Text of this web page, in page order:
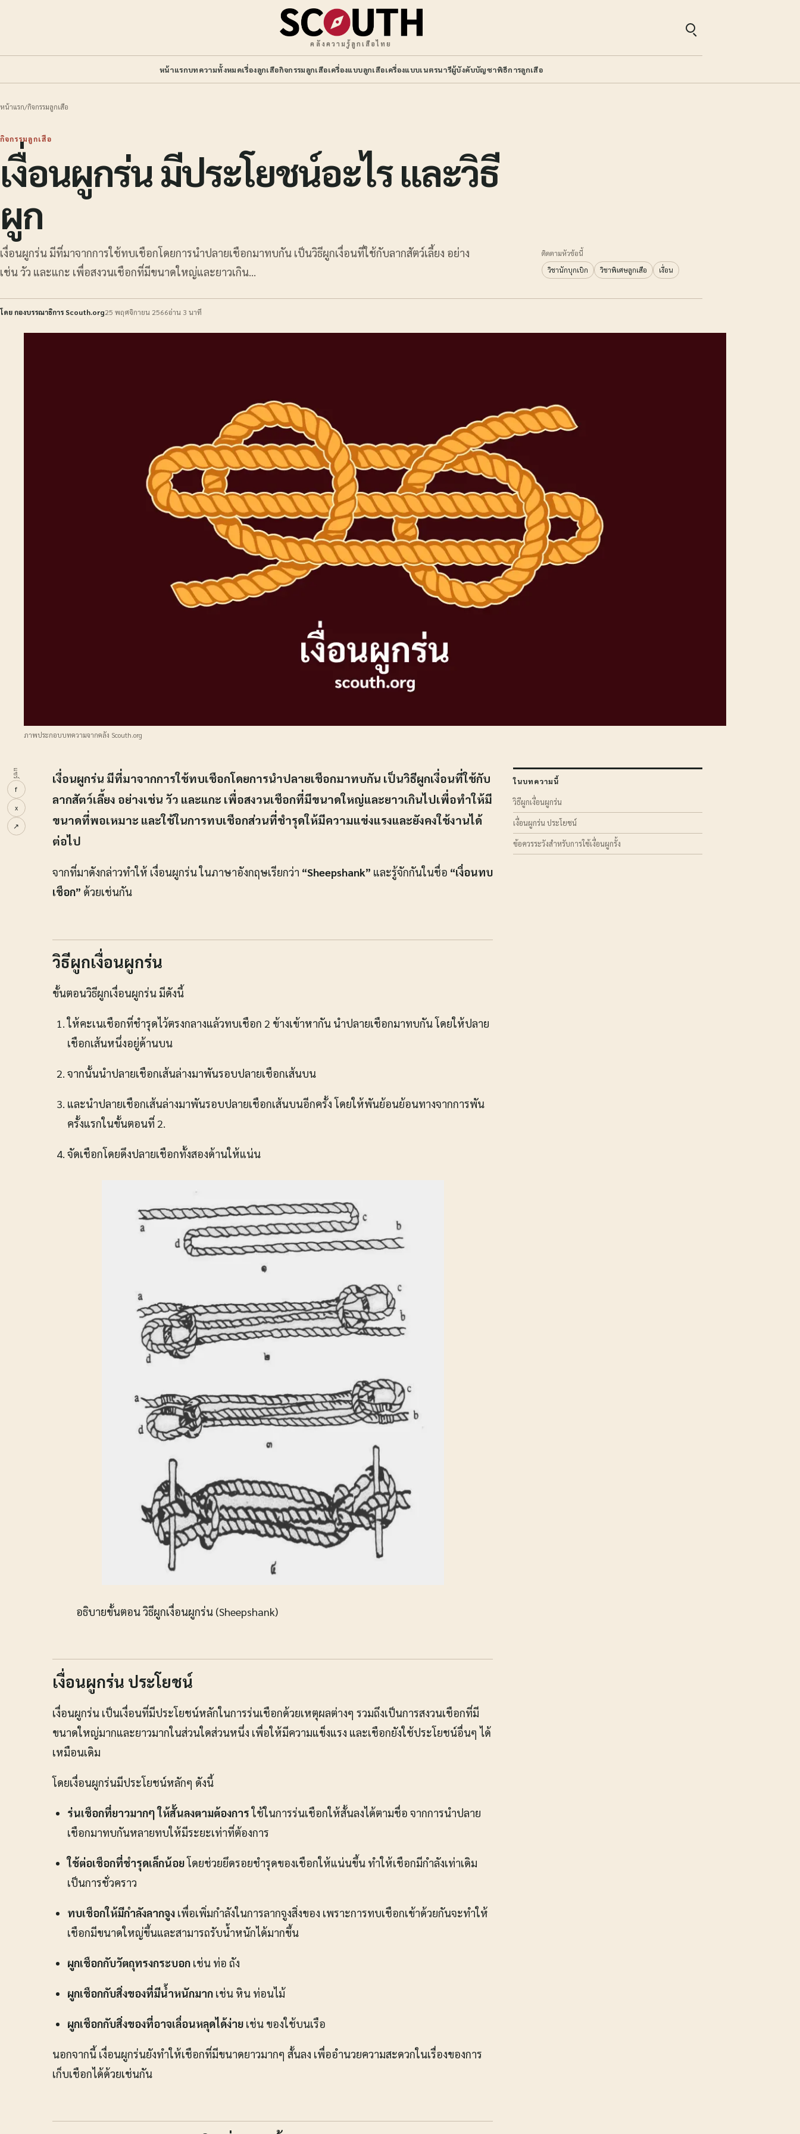
คลังความรู้ลูกเสือไทย
หน้าแรกบทความทั้งหมดเรื่องลูกเสือกิจกรรมลูกเสือเครื่องแบบลูกเสือเครื่องแบบเนตรนารีผู้บังคับบัญชาพิธีการลูกเสือ
หน้าแรก/กิจกรรมลูกเสือ
กิจกรรมลูกเสือ
เงื่อนผูกร่น มีประโยชน์อะไร และวิธี
ผูก
เงื่อนผูกร่น มีที่มาจากการใช้ทบเชือกโดยการนำปลายเชือกมาทบกัน เป็นวิธีผูกเงื่อนที่ใช้กับลากสัตว์เลี้ยง อย่าง
เช่น วัว และแกะ เพื่อสงวนเชือกที่มีขนาดใหญ่และยาวเกิน…
ติดตามหัวข้อนี้
วิชานักบุกเบิก
วิชาพิเศษลูกเสือ เงื่อน
โดย กองบรรณาธิการ Scouth.org25 พฤศจิกายน 2566อ่าน 3 นาที
ภาพประกอบบทความจากคลัง Scouth.org
แชร์
f
x
↗
เงื่อนผูกร่น มีที่มาจากการใช้ทบเชือกโดยการนำปลายเชือกมาทบกัน เป็นวิธีผูกเงื่อนที่ใช้กับ
ลากสัตว์เลี้ยง อย่างเช่น วัว และแกะ เพื่อสงวนเชือกที่มีขนาดใหญ่และยาวเกินไปเพื่อทำให้มี
ขนาดที่พอเหมาะ และใช้ในการทบเชือกส่วนที่ชำรุดให้มีความแข่งแรงและยังคงใช้งานได้
ต่อไป
จากที่มาดังกล่าวทำให้ เงื่อนผูกร่น ในภาษาอังกฤษเรียกว่า “Sheepshank” และรู้จักกันในชื่อ “เงื่อนทบ
เชือก” ด้วยเช่นกัน
วิธีผูกเงื่อนผูกร่น
ขั้นตอนวิธีผูกเงื่อนผูกร่น มีดังนี้
ให้คะเนเชือกที่ชำรุดไว้ตรงกลางแล้วทบเชือก 2 ข้างเข้าหากัน นำปลายเชือกมาทบกัน โดยให้ปลาย
เชือกเส้นหนึ่งอยู่ด้านบน
จากนั้นนำปลายเชือกเส้นล่างมาพันรอบปลายเชือกเส้นบน
และนำปลายเชือกเส้นล่างมาพันรอบปลายเชือกเส้นบนอีกครั้ง โดยให้พันย้อนย้อนทางจากการพัน
ครั้งแรกในขั้นตอนที่ 2.
จัดเชือกโดยดึงปลายเชือกทั้งสองด้านให้แน่น
อธิบายขั้นตอน วิธีผูกเงื่อนผูกร่น (Sheepshank)
เงื่อนผูกร่น ประโยชน์
เงื่อนผูกร่น เป็นเงื่อนที่มีประโยชน์หลักในการร่นเชือกด้วยเหตุผลต่างๆ รวมถึงเป็นการสงวนเชือกที่มี
ขนาดใหญ่มากและยาวมากในส่วนใดส่วนหนึ่ง เพื่อให้มีความแข็งแรง และเชือกยังใช้ประโยชน์อื่นๆ ได้
เหมือนเดิม
โดยเงื่อนผูกร่นมีประโยชน์หลักๆ ดังนี้
ร่นเชือกที่ยาวมากๆ ให้สั้นลงตามต้องการใช้ในการร่นเชือกให้สั้นลงได้ตามชื่อ จากการนำปลาย
เชือกมาทบกันหลายทบให้มีระยะเท่าที่ต้องการ
ใช้ต่อเชือกที่ชำรุดเล็กน้อยโดยช่วยยึดรอยชำรุดของเชือกให้แน่นขึ้น ทำให้เชือกมีกำลังเท่าเดิม
เป็นการชั่วคราว
ทบเชือกให้มีกำลังลากจูง เพื่อเพิ่มกำลังในการลากจูงสิ่งของ เพราะการทบเชือกเข้าด้วยกันจะทำให้
เชือกมีขนาดใหญ่ขึ้นและสามารถรับน้ำหนักได้มากขึ้น
ผูกเชือกกับวัตถุทรงกระบอก เช่น ท่อ ถัง
ผูกเชือกกับสิ่งของที่มีน้ำหนักมาก เช่น หิน ท่อนไม้
ผูกเชือกกับสิ่งของที่อาจเลื่อนหลุดได้ง่าย เช่น ของใช้บนเรือ
นอกจากนี้ เงื่อนผูกร่นยังทำให้เชือกที่มีขนาดยาวมากๆ สั้นลง เพื่ออำนวยความสะดวกในเรื่องของการ
เก็บเชือกได้ด้วยเช่นกัน
ในบทความนี้
วิธีผูกเงื่อนผูกร่น
เงื่อนผูกร่น ประโยชน์
ข้อควรระวังสำหรับการใช้เงื่อนผูกรั้ง